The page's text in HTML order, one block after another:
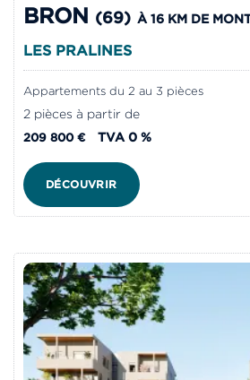
BRON (69) À 16 KM DE
LES PRALINES
Appartements du 2 au 3 pièces
2 pièces à partir de
209 800 € TVA 0 %
DÉCOUVRIR